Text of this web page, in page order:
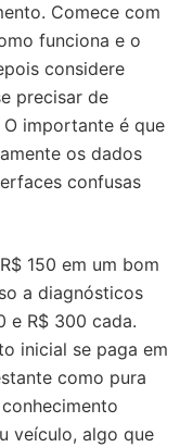
Comece com
funciona e o
considere
precisar de
importante é que
os dados
confusas
150 em um bom
a diagnósticos
e R$ 300 cada.
inicial se paga em
como pura
veículo, algo que